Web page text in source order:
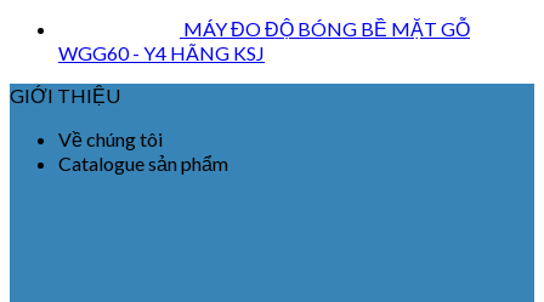
MÁY ĐO ĐỘ BÓNG BỀ MẶT GỖ
WGG60 - Y4 HÃNG KSJ
GIỚI THIỆU
Về chúng tôi
Catalogue sản phẩm